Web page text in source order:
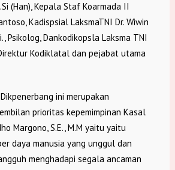
(Han), Kepala Staf Koarmada II
Kadispsial LaksmaTNI Dr. Wiwin
Psikolog, Dankodikopsla Laksma TNI
Kodiklatal dan pejabat utama
ini merupakan
prioritas kepemimpinan Kasal
Margono, S.E., M.M yaitu yaitu
daya manusia yang unggul dan
menghadapi segala ancaman